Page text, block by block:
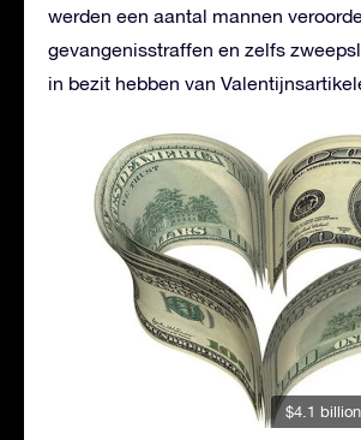
werden een aantal mannen
gevangenisstraffen en zelfs
in bezit hebben van
$4.1